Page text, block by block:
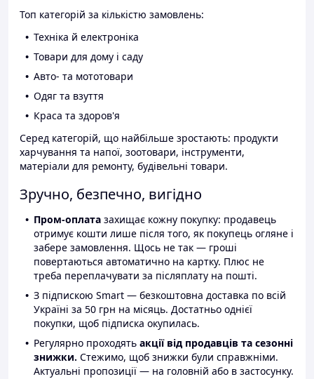
Топ категорій за кількістю замовлень:
Техніка й електроніка
Товари для дому і саду
Авто- та мототовари
Одяг та взуття
Краса та здоров'я
Серед категорій, що найбільше зростають: продукти
харчування та напої, зоотовари, інструменти,
матеріали для ремонту, будівельні товари.
Зручно, безпечно, вигідно
Пром-оплата захищає кожну покупку: продавець
отримує кошти лише після того, як покупець огляне і
забере замовлення. Щось не так — гроші
повертаються автоматично на картку. Плюс не
треба переплачувати за післяплату на пошті.
З підпискою Smart — безкоштовна доставка по всій
Україні за 50 грн на місяць. Достатньо однієї
покупки, щоб підписка окупилась.
Регулярно проходять акції від продавців та сезонні
знижки. Стежимо, щоб знижки були справжніми.
Актуальні пропозиції — на головній або в застосунку.